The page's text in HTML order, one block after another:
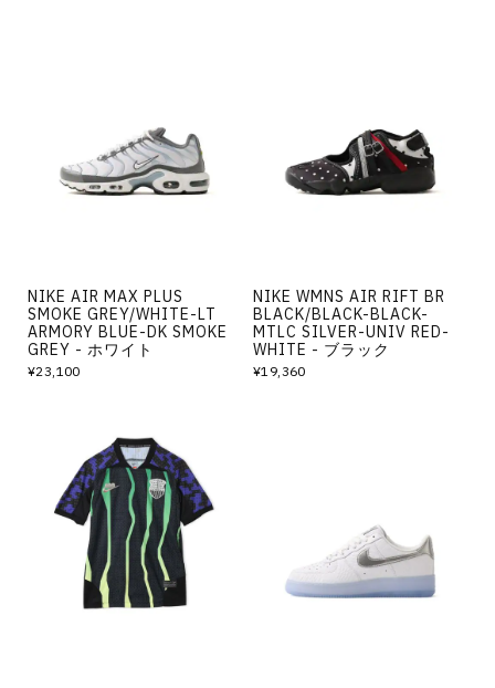
NIKE AIR MAX PLUS
SMOKE GREY/WHITE-LT
ARMORY BLUE-DK SMOKE
GREY - ホワイト
¥23,100
NIKE WMNS AIR RIFT BR
BLACK/BLACK-BLACK-
MTLC SILVER-UNIV RED-
WHITE - ブラック
¥19,360